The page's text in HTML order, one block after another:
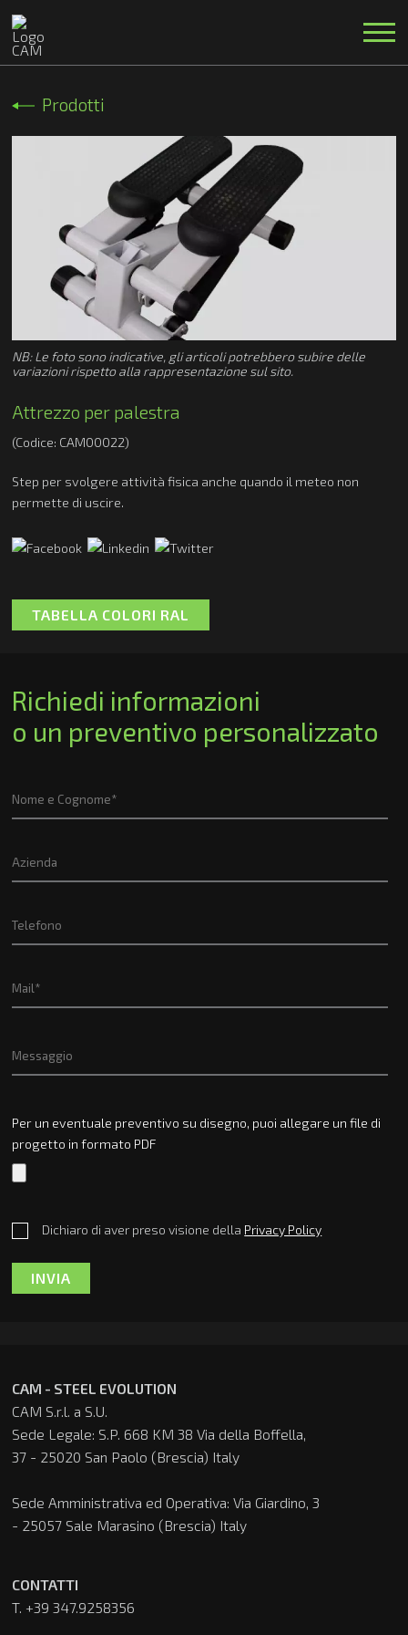
Prodotti
NB: Le foto sono indicative, gli articoli potrebbero subire delle
variazioni rispetto alla rappresentazione sul sito.
Attrezzo per palestra
(Codice: CAM00022)
Step per svolgere attività fisica anche quando il meteo non
permette di uscire.
TABELLA COLORI RAL
Richiedi informazioni
o un preventivo personalizzato
Per un eventuale preventivo su disegno, puoi allegare un file di
progetto in formato PDF
Dichiaro di aver preso visione della Privacy Policy
INVIA
CAM - STEEL EVOLUTION
CAM S.r.l. a S.U.
Sede Legale: S.P. 668 KM 38 Via della Boffella,
37 - 25020 San Paolo (Brescia) Italy
Sede Amministrativa ed Operativa: Via Giardino, 3
- 25057 Sale Marasino (Brescia) Italy
CONTATTI
T. +39 347.9258356